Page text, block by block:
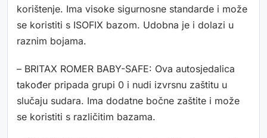
korištenje. Ima visoke sigurnosne standarde i može
se koristiti s ISOFIX bazom. Udobna je i dolazi u
raznim bojama.
– BRITAX ROMER BABY-SAFE: Ova autosjedalica
također pripada grupi 0 i nudi izvrsnu zaštitu u
slučaju sudara. Ima dodatne bočne zaštite i može
se koristiti s različitim bazama.